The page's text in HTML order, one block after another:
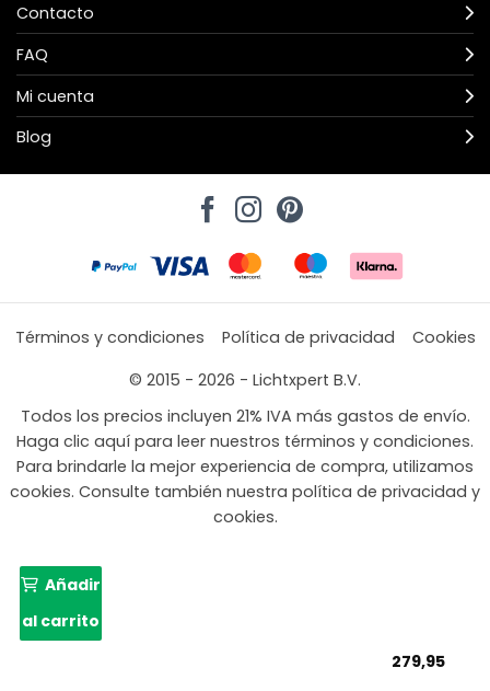
Contacto
FAQ
Mi cuenta
Blog
Términos y condiciones Política de privacidad
Cookies
© 2015 - 2026 - Lichtxpert B.V.
Todos los precios incluyen 21% IVA más gastos de envío.
Haga clic aquí para leer nuestros términos y condiciones.
Para brindarle la mejor experiencia de compra, utilizamos
cookies. Consulte también nuestra política de privacidad y
cookies.
279,95
Añadir
al carrito